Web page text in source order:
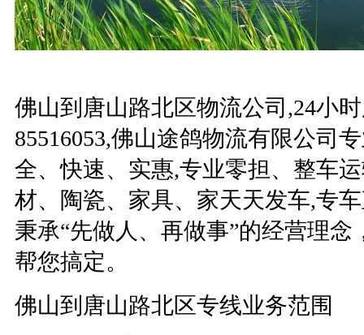
佛山到唐山路北区物流公司 ,24小
85516053,佛山途鸽物流有限公司
全、快速、实惠,专业零担、整车
材、陶瓷、家具、家天天发车,专
秉承“先做人、再做事”的经营理
帮您搞定。
佛山到唐山路北区专线业务范围